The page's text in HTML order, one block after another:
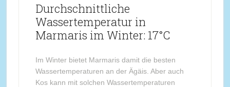
Durchschnittliche
Wassertemperatur in
Marmaris im Winter: 17°C
Im Winter bietet Marmaris damit die besten
Wassertemperaturen an der Ägäis. Aber auch
Kos kann mit solchen Wassertemperaturen